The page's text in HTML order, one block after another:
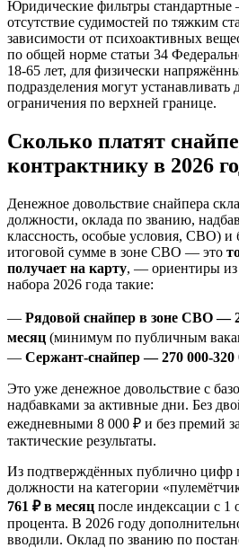
Юридические фильтры
отсутствие судимостей по тяжким
зависимости от психоактивных
по общей норме статьи 34
18-65 лет, для физически
подразделения могут устанавливать
ограничения по верхней границе.
Сколько платят
контрактнику в 2026
Денежное довольствие снайпера
должности, оклада по званию,
классность, особые условия, СВО)
итоговой сумме в зоне СВО — это
получает на карту, — ориентиры из
набора 2026 года такие:
— Рядовой снайпер в зоне СВО —
месяц (минимум по публичным
— Сержант-снайпер — 270 000-320
Это уже денежное довольствие с
надбавками за активные дни. Без
ежедневными 8 000 ₽ и без премий
тактические результаты.
Из подтверждённых публично цифр
должности на категории
761 ₽ в месяц после индексации с 1
процента. В 2026 году
вводили. Оклад по званию по